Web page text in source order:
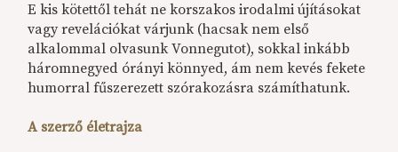
E kis kötettől tehát ne korszakos irodalmi újításokat
vagy revelációkat várjunk (hacsak nem első
alkalommal olvasunk Vonnegutot), sokkal inkább
háromnegyed órányi könnyed, ám nem kevés fekete
humorral fűszerezett szórakozásra számíthatunk.
A szerző életrajza